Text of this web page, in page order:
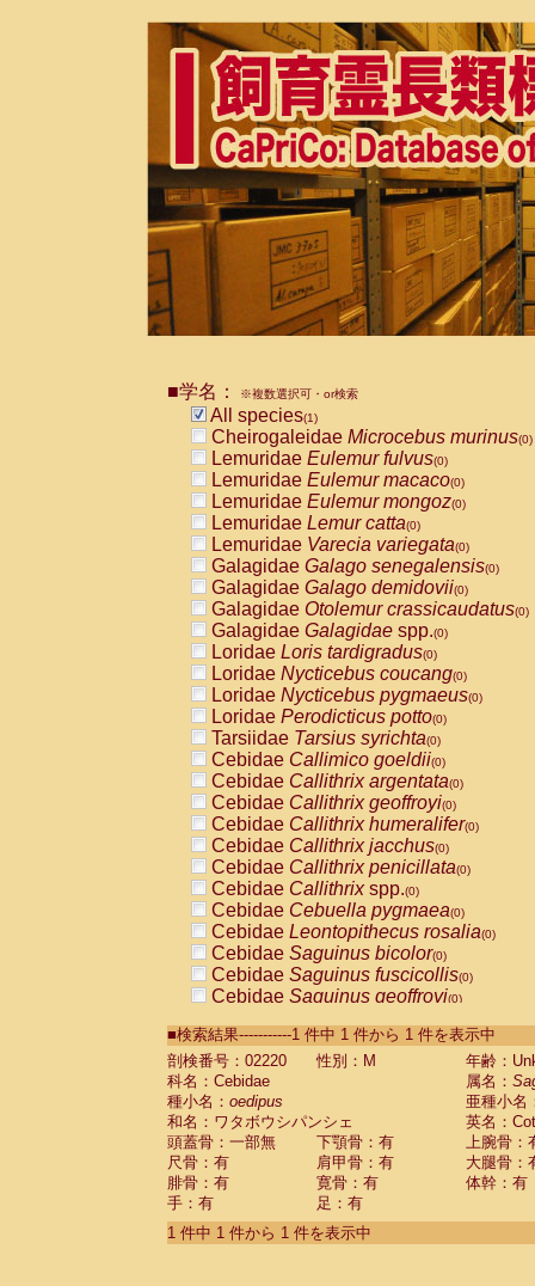
■学名： ※複数選択可・or検索
All species(1)
Cheirogaleidae Microcebus murinus(0)
Lemuridae Eulemur fulvus(0)
Lemuridae Eulemur macaco(0)
Lemuridae Eulemur mongoz(0)
Lemuridae Lemur catta(0)
Lemuridae Varecia variegata(0)
Galagidae Galago senegalensis(0)
Galagidae Galago demidovii(0)
Galagidae Otolemur crassicaudatus(0)
Galagidae Galagidae spp.(0)
Loridae Loris tardigradus(0)
Loridae Nycticebus coucang(0)
Loridae Nycticebus pygmaeus(0)
Loridae Perodicticus potto(0)
Tarsiidae Tarsius syrichta(0)
Cebidae Callimico goeldii(0)
Cebidae Callithrix argentata(0)
Cebidae Callithrix geoffroyi(0)
Cebidae Callithrix humeralifer(0)
Cebidae Callithrix jacchus(0)
Cebidae Callithrix penicillata(0)
Cebidae Callithrixspp.(0)
Cebidae Cebuella pygmaea(0)
Cebidae Leontopithecus rosalia(0)
Cebidae Saguinus bicolor(0)
Cebidae Saguinus fuscicollis(0)
Cebidae Saguinus geoffroyi(0)
CebidaeSaguinus labiatus(0)
Cebidae Saguinus leucopus (0)
Cebidae
Cebidae
CebidaeSaguinus nigricollis (0)
Cebidae Saguinus oedipus
Cebidae Saguinus weddelli
Cebidae Saguinusspp.
Cebidae Aotus trivirgatus
Cebidae Cebus albifrons
■検索結果-----------1 件中 1 件から 1 件を表示中
剖検番号：02220
性別：M
年齢：
科名：Cebidae
属名：
種小名： oedipus
亜種小名
和名：ワタボウシパンシェ
英名：
頭蓋骨：一部無
下顎骨：有
上腕骨：
尺骨：有
肩甲骨：有
大腿骨：
腓骨：有
寛骨：有
体幹：有
手：有
足：有
1 件中 1 件から 1 件を表示中